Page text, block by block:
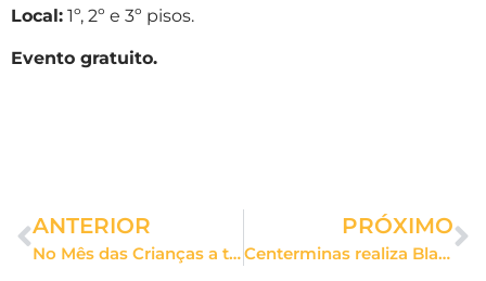
Local: 1º, 2º e 3º pisos.
Evento gratuito.
ANTERIOR
No Mês das Crianças a torcida é pela solidariedade.
PRÓXIMO
Centerminas realiza Black Friday estendida, com até 50% de desconto